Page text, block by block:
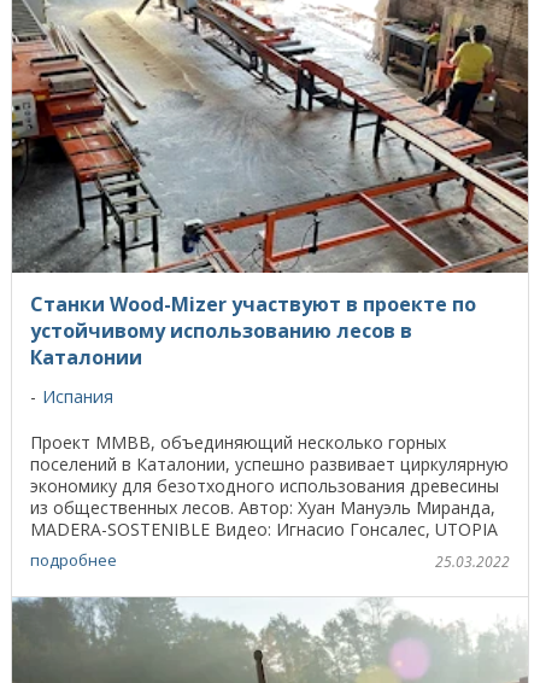
Станки Wood-Mizer участвуют в проекте по
устойчивому использованию лесов в
Каталонии
Испания
Проект ММВВ, объединяющий несколько горных
поселений в Каталонии, успешно развивает циркулярную
экономику для безотходного использования древесины
из общественных лесов. Автор: Хуан Мануэль Миранда,
MADERA-SOSTENIBLE Видео: Игнасио Гонсалес, UTOPIA
подробнее 25.03.2022